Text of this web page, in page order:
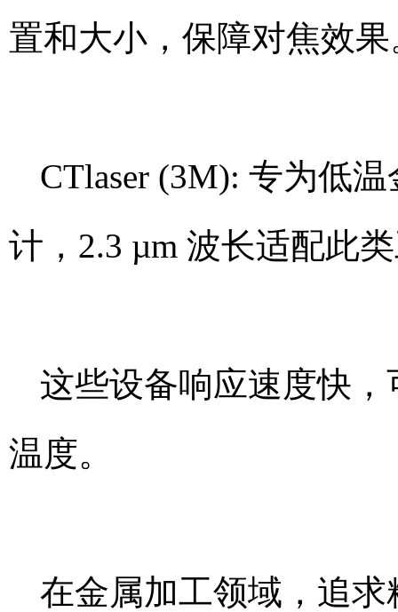
置和大小，保障对焦效果
CTlaser (3M): 专为低
计，2.3 µm 波长适配此
这些设备响应速度快
温度。
在金属加工领域，追